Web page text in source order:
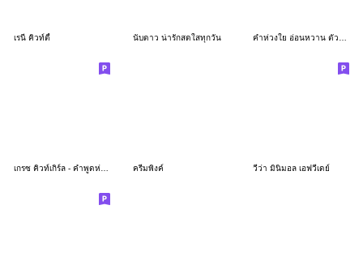
เรนี่ คิวท์ตี้ นับดาว น่ารักสดใสทุกวัน
เกรซ คิวท์เกิร์ล - คำพูดห่วงใยนะคะ ครีมพิงค์ วีว่า มินิมอล เอฟวี่เดย์